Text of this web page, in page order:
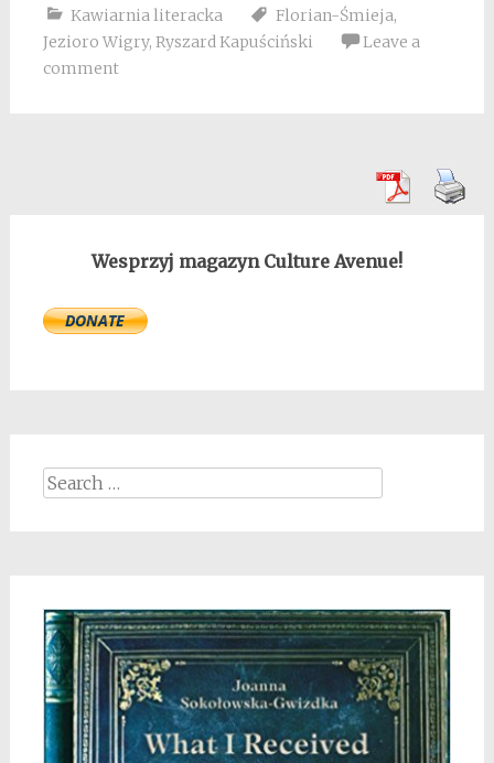
Kawiarnia literacka Florian-Śmieja,
Jezioro Wigry, Ryszard Kapuściński
Leave a
comment
Wesprzyj magazyn Culture Avenue!
Search
for: